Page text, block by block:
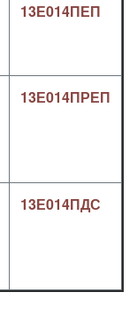
13Е014ПЕП
13Е014ПРЕП
13Е014ПДС